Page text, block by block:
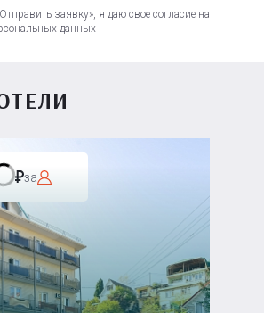
заявку», я даю свое согласие на
данных
за